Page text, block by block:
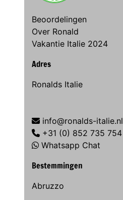
Beoordelingen
Over Ronald
Vakantie Italie 2024
Adres
Ronalds Italie
info@ronalds-italie.nl
+31 (0) 852 735 754
Whatsapp Chat
Bestemmingen
Abruzzo